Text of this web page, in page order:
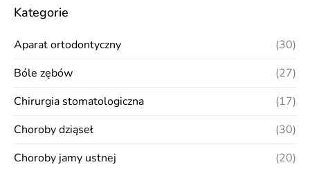
Kategorie
Aparat ortodontyczny
(30)
Bóle zębów
(27)
Chirurgia stomatologiczna
(17)
Choroby dziąseł
(30)
Choroby jamy ustnej
(20)